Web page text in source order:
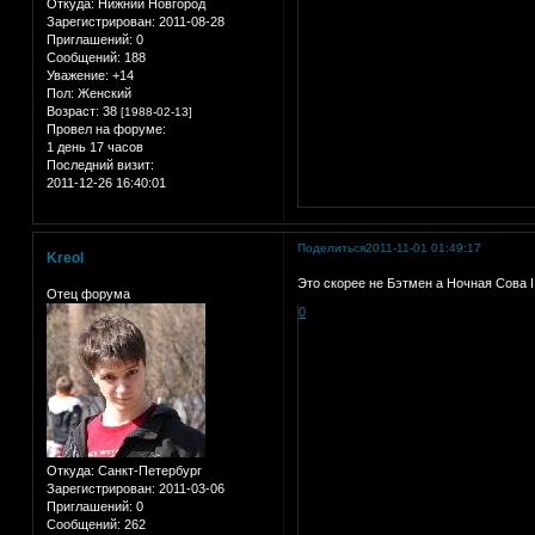
Откуда: Нижний Новгород
Зарегистрирован: 2011-08-28
Приглашений: 0
Сообщений: 188
Уважение: +14
Пол: Женский
Возраст: 38 [1988-02-13]
Провел на форуме:
1 день 17 часов
Последний визит:
2011-12-26 16:40:01
Поделиться2011-11-01 01:49:17
Kreol
Отец форума
Откуда: Санкт-Петербург
Зарегистрирован: 2011-03-06
Приглашений: 0
Сообщений: 262
Это скорее не Бэтмен а Ночная Сова
0